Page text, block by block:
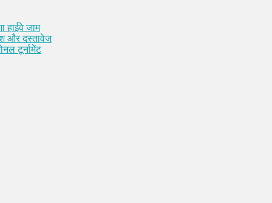
हाईवे जाम
और दस्तावेज
टूर्नामेंट